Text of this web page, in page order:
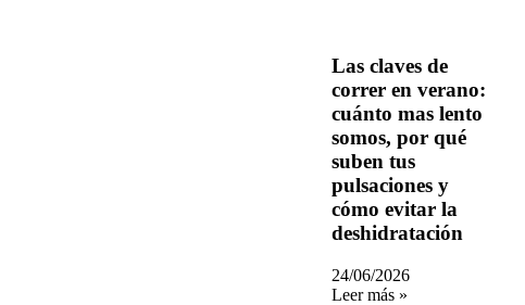
Las claves de
correr en verano:
cuánto mas lento
somos, por qué
suben tus
pulsaciones y
cómo evitar la
deshidratación
24/06/2026
Leer más »